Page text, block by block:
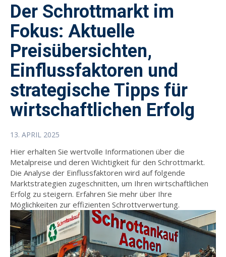
Der Schrottmarkt im
Fokus: Aktuelle
Preisübersichten,
Einflussfaktoren und
strategische Tipps für
wirtschaftlichen Erfolg
13. APRIL 2025
Hier erhalten Sie wertvolle Informationen über die
Metalpreise und deren Wichtigkeit für den Schrottmarkt.
Die Analyse der Einflussfaktoren wird auf folgende
Marktstrategien zugeschnitten, um Ihren wirtschaftlichen
Erfolg zu steigern. Erfahren Sie mehr über Ihre
Möglichkeiten zur effizienten Schrottverwertung.